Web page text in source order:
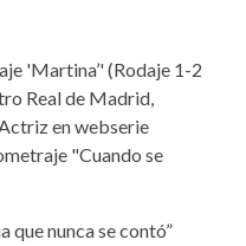
'Martina’' (Rodaje 1-2
Real de Madrid,
Actriz en webserie
"Cuando se
que nunca se contó”